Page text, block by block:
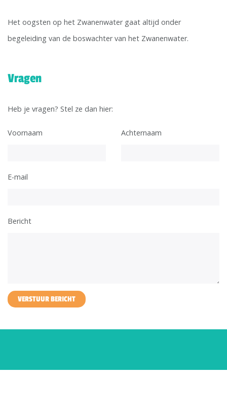
Het oogsten op het Zwanenwater gaat altijd onder
begeleiding van de boswachter van het Zwanenwater.
Vragen
Heb je vragen? Stel ze dan hier:
Voornaam Achternaam
E-mail
Bericht
VERSTUUR BERICHT